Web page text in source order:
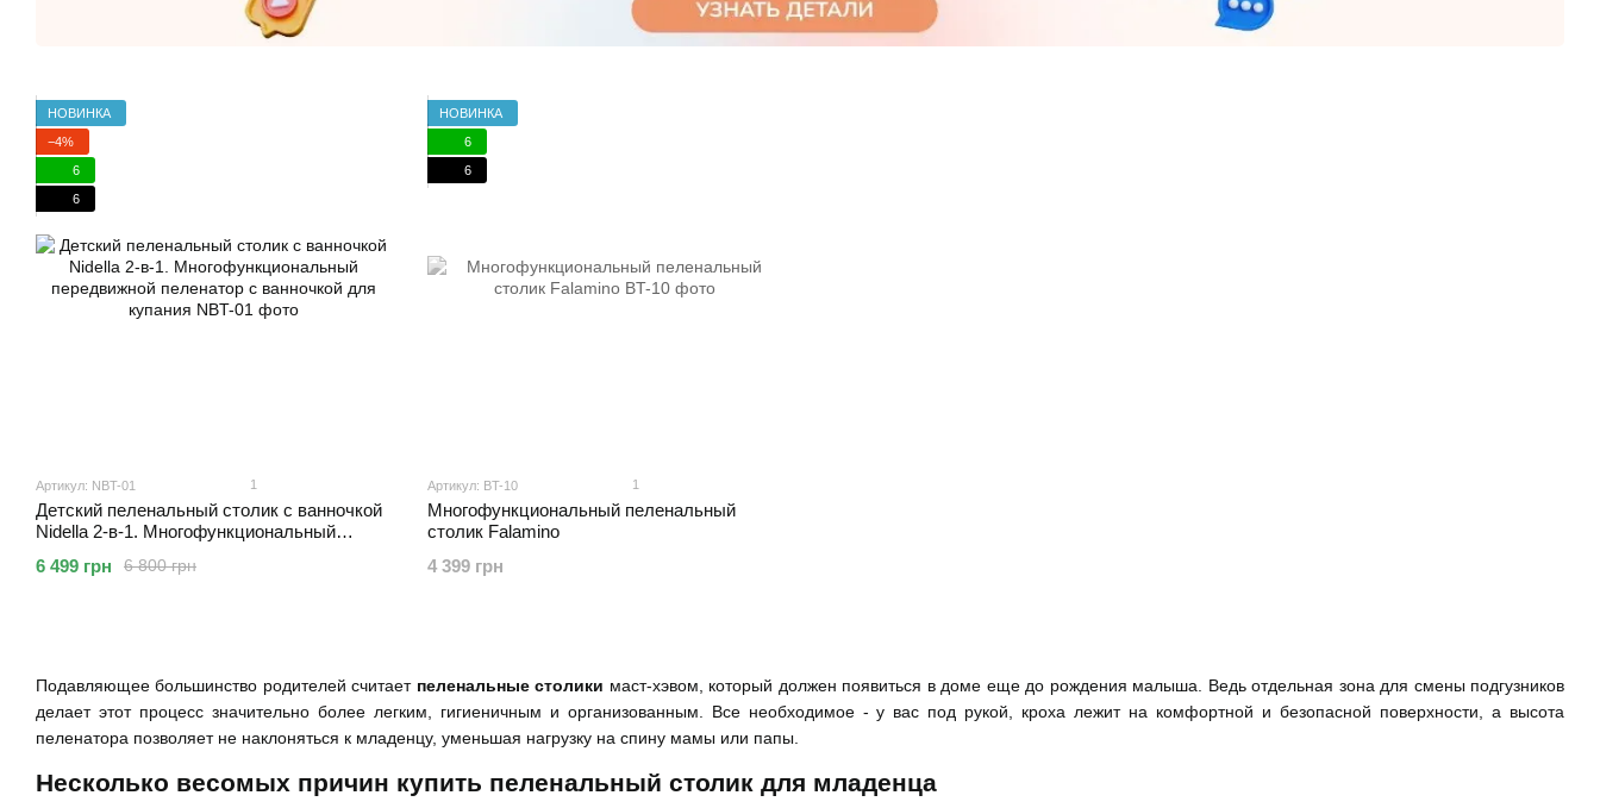
Подавляющее большинство родителей считает пеленальные столики маст-хэвом, который должен появиться в доме еще до рождения малыша. Ведь отдельная зона для смены подгузников
делает этот процесс значительно более легким, гигиеничным и организованным. Все необходимое - у вас под рукой, кроха лежит на комфортной и безопасной поверхности, а высота
пеленатора позволяет не наклоняться к младенцу, уменьшая нагрузку на спину мамы или папы.
Несколько весомых причин купить пеленальный столик для младенца
НОВИНКА
−4%
6
6
Артикул: NBT-01 1
Детский пеленальный столик с ванночкой
Nidella 2-в-1. Многофункциональный
купания
6 800 грн
6 499 грн
НОВИНКА
6
6
Артикул: BT-10 1
Многофункциональный пеленальный
столик Falamino
4 399 грн